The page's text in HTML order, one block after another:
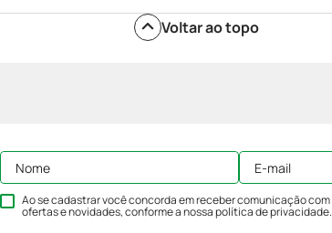
Voltar ao topo
Ao se cadastrar você concorda em receber comunicação com
ofertas e novidades, conforme a nossapolítica de privacidade.